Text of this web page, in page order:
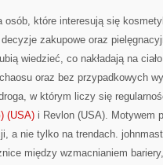
osób, które interesują się
zakupowe oraz
wiedzieć, co nakładają na
oraz bez przypadkowych
w którym liczy się
(USA) i Revlon (USA). Motywem
a nie tylko na trendach.
między wzmacnianiem